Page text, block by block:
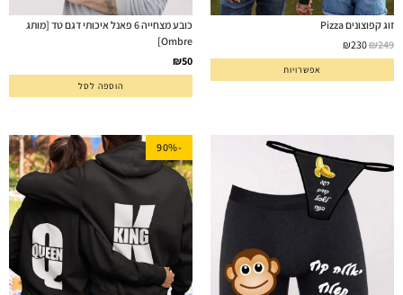
זוג קפוצונים Pizza
₪249
₪230
אפשרויות
כובע מצחייה 6 פאנל איכותי דגם טד [מותג
Ombre]
₪50
הוספה לסל
-90%